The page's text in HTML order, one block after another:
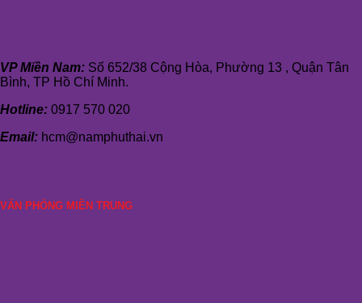
VP Miền Nam: Số 652/38 Cộng Hòa, Phường 13 , Quận Tân
Bình, TP Hồ Chí Minh.
Hotline: 0917 570 020
Email: hcm@namphuthai.vn
VĂN PHÒNG MIỀN TRUNG